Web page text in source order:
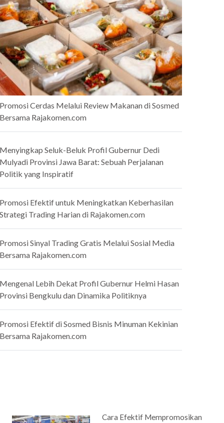
Cerdas Melalui Review Makanan di Sosmed
Rajakomen.com
Seluk-Beluk Profil Gubernur Dedi
Provinsi Jawa Barat: Sebuah Perjalanan
yang Inspiratif
Efektif untuk Meningkatkan Keberhasilan
Trading Harian di Rajakomen.com
Sinyal Trading Gratis Melalui Sosial Media
Rajakomen.com
Lebih Dekat Profil Gubernur Helmi Hasan
Bengkulu dan Dinamika Politiknya
Efektif di Sosmed Bisnis Minuman Kekinian
Rajakomen.com
Cara Efektif Mempromosikan